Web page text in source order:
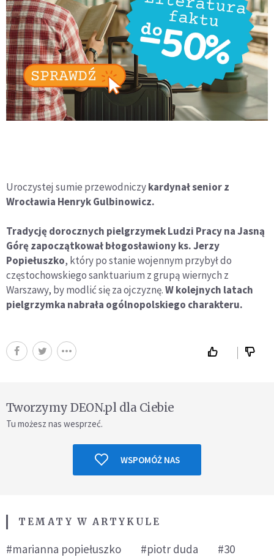
Uroczystej sumie przewodniczykardynał senior z
Wrocławia Henryk Gulbinowicz.
Tradycję dorocznych pielgrzymek Ludzi Pracy na Jasną
Górę zapoczątkował błogosławiony ks. Jerzy
Popiełuszko, który po stanie wojennym przybył do
częstochowskiego sanktuarium z grupą wiernych z
Warszawy, by modlić się za ojczyznę.W kolejnych latach
pielgrzymka nabrała ogólnopolskiego charakteru.
Tworzymy DEON.pl dla Ciebie
Tu możesz nas wesprzeć.
WSPOMÓŻ NAS
TEMATY W ARTYKULE
#marianna popiełuszko #piotr duda
#30